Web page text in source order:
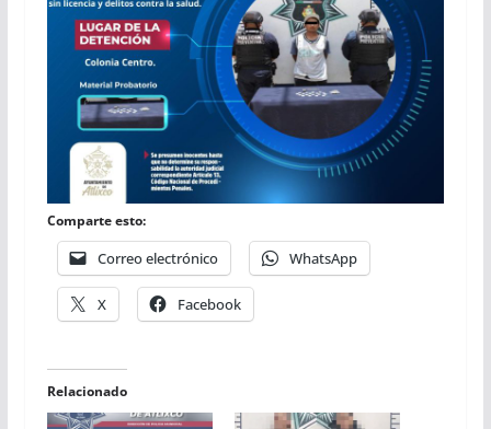
Comparte esto:
Correo electrónico WhatsApp
X Facebook
Relacionado